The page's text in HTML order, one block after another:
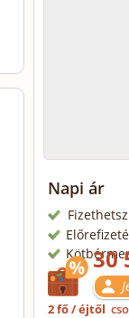
Napi ár
30
2 fő / éjtől